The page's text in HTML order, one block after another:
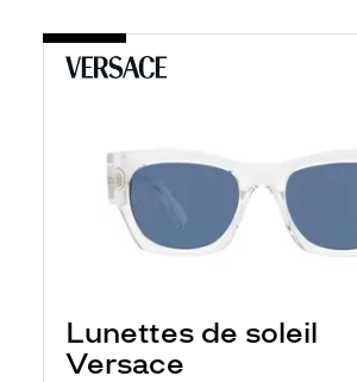
Lunettes de soleil
Versace